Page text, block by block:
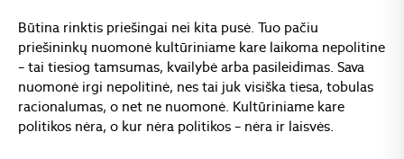
Būtina rinktis priešingai nei kita pusė. Tuo pačiu
priešininkų nuomonė kultūriniame kare laikoma nepolitine
– tai tiesiog tamsumas, kvailybė arba pasileidimas. Sava
nuomonė irgi nepolitinė, nes tai juk visiška tiesa, tobulas
racionalumas, o net ne nuomonė. Kultūriniame kare
politikos nėra, o kur nėra politikos – nėra ir laisvės.